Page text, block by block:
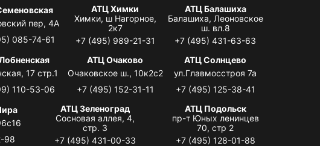
пер, 4А
085-74-61
АТЦ Химки
Химки, ш Нагорное,
2к7
+7 (495) 989-21-31
АТЦ Балашиха
Балашиха, Леоновское
ш. вл.8
+7 (495) 431-63-63
17 стр.1
110-53-06
АТЦ Очаково
Очаковское ш., 10к2с2
+7 (495) 152-31-11
АТЦ Солнцево
ул.Главмосстроя 7а
+7 (495) 125-38-41
98
АТЦ Зеленоград
Сосновая аллея, 4,
стр. 3
+7 (495) 431-00-33
АТЦ Подольск
пр-т Юных ленинцев
70, стр 2
+7 (495) 128-01-88